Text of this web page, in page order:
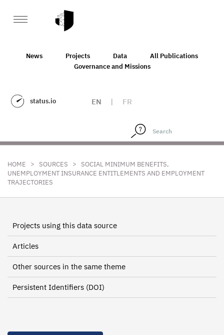
News Projects Data
All Publications
Governance and Missions
status.io EN | FR
HOME > SOURCES > SOCIAL MINIMUM BENEFITS,
UNEMPLOYMENT INSURANCE ENTITLEMENTS AND EMPLOYMENT
TRAJECTORIES
Projects using this data source
Articles
Other sources in the same theme
Persistent Identifiers (DOI)